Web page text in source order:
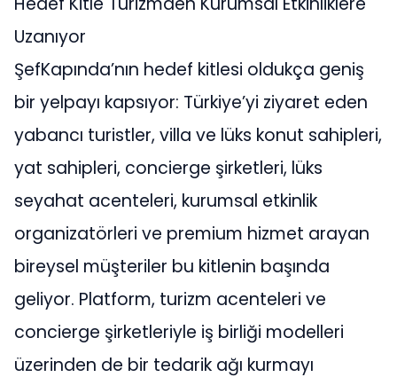
Uzanıyor
ŞefKapında’nın hedef kitlesi oldukça geniş
bir yelpayı kapsıyor: Türkiye’yi ziyaret eden
yabancı turistler, villa ve lüks konut sahipleri,
yat sahipleri, concierge şirketleri, lüks
seyahat acenteleri, kurumsal etkinlik
organizatörleri ve premium hizmet arayan
bireysel müşteriler bu kitlenin başında
geliyor. Platform, turizm acenteleri ve
concierge şirketleriyle iş birliği modelleri
üzerinden de bir tedarik ağı kurmayı